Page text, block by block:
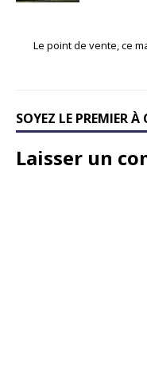
Le point de vente, ce
SOYEZ LE PREMIER
Laisser un